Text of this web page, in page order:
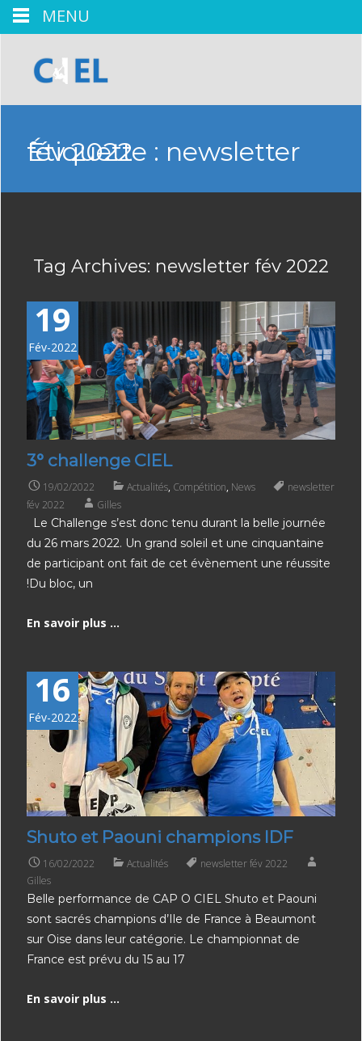
Étiquette :
newsletter fév 2022
Tag Archives: newsletter fév 2022
19
Fév-2022
3° challenge CIEL
19/02/2022 Actualités, Compétition, News
newsletter
fév 2022
Gilles
Le Challenge s’est donc tenu durant la belle journée
du 26 mars 2022. Un grand soleil et une cinquantaine
de participant ont fait de cet évènement une réussite
!Du bloc, un
En savoir plus ...
16
Fév-2022
Shuto et Paouni champions IDF
16/02/2022 Actualités
newsletter fév 2022
Gilles
Belle performance de CAP O CIEL Shuto et Paouni
sont sacrés champions d’Ile de France à Beaumont
sur Oise dans leur catégorie. Le championnat de
France est prévu du 15 au 17
En savoir plus ...
MENU